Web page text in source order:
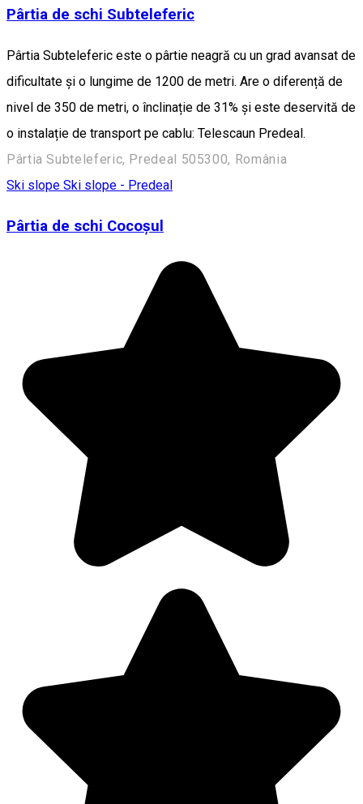
Pârtia de schi Subteleferic
Pârtia Subteleferic este o pârtie neagră cu un grad avansat de
dificultate și o lungime de 1200 de metri. Are o diferență de
nivel de 350 de metri, o înclinație de 31% și este deservită de
o instalație de transport pe cablu: Telescaun Predeal.
Pârtia Subteleferic, Predeal 505300, România
Ski slope Ski slope - Predeal
Pârtia de schi Cocoșul